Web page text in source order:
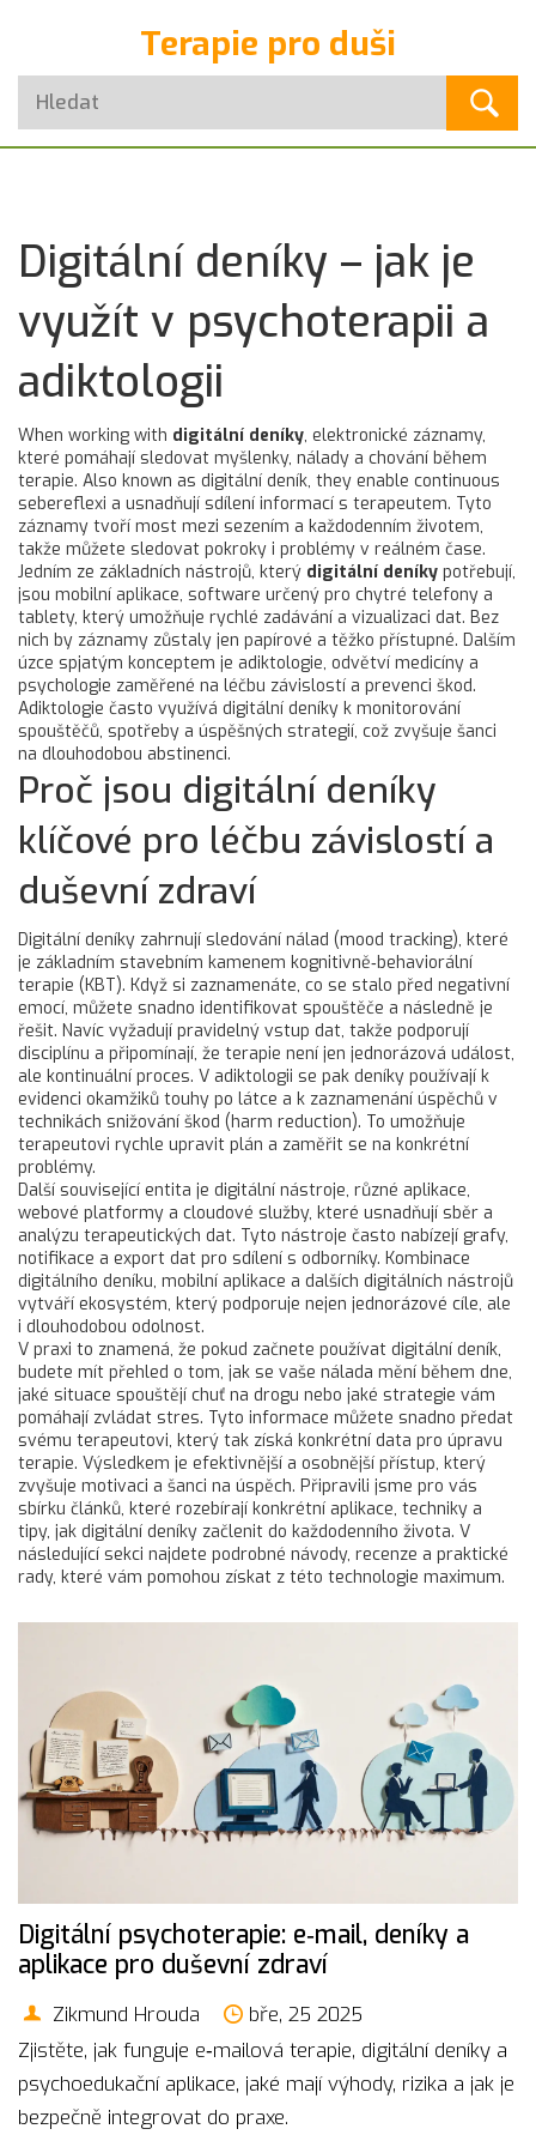
Terapie pro duši
Digitální deníky – jak je
využít v psychoterapii a
adiktologii
When working with digitální deníky, elektronické záznamy,
které pomáhají sledovat myšlenky, nálady a chování během
terapie. Also known as digitální deník, they enable continuous
sebereflexi a usnadňují sdílení informací s terapeutem. Tyto
záznamy tvoří most mezi sezením a každodenním životem,
takže můžete sledovat pokroky i problémy v reálném čase.
Jedním ze základních nástrojů, který digitální deníky potřebují,
jsou mobilní aplikace, software určený pro chytré telefony a
tablety, který umožňuje rychlé zadávání a vizualizaci dat. Bez
nich by záznamy zůstaly jen papírové a těžko přístupné. Dalším
úzce spjatým konceptem je adiktologie, odvětví medicíny a
psychologie zaměřené na léčbu závislostí a prevenci škod.
Adiktologie často využívá digitální deníky k monitorování
spouštěčů, spotřeby a úspěšných strategií, což zvyšuje šanci
na dlouhodobou abstinenci.
Proč jsou digitální deníky
klíčové pro léčbu závislostí a
duševní zdraví
Digitální deníky zahrnují sledování nálad (mood tracking), které
je základním stavebním kamenem kognitivně‑behaviorální
terapie (KBT). Když si zaznamenáte, co se stalo před negativní
emocí, můžete snadno identifikovat spouštěče a následně je
řešit. Navíc vyžadují pravidelný vstup dat, takže podporují
disciplínu a připomínají, že terapie není jen jednorázová událost,
ale kontinuální proces. V adiktologii se pak deníky používají k
evidenci okamžiků touhy po látce a k zaznamenání úspěchů v
technikách snižování škod (harm reduction). To umožňuje
terapeutovi rychle upravit plán a zaměřit se na konkrétní
problémy.
Další související entita je digitální nástroje, různé aplikace,
webové platformy a cloudové služby, které usnadňují sběr a
analýzu terapeutických dat. Tyto nástroje často nabízejí grafy,
notifikace a export dat pro sdílení s odborníky. Kombinace
digitálního deníku, mobilní aplikace a dalších digitálních nástrojů
vytváří ekosystém, který podporuje nejen jednorázové cíle, ale
i dlouhodobou odolnost.
V praxi to znamená, že pokud začnete používat digitální deník,
budete mít přehled o tom, jak se vaše nálada mění během dne,
jaké situace spouštějí chuť na drogu nebo jaké strategie vám
pomáhají zvládat stres. Tyto informace můžete snadno předat
svému terapeutovi, který tak získá konkrétní data pro úpravu
terapie. Výsledkem je efektivnější a osobnější přístup, který
zvyšuje motivaci a šanci na úspěch. Připravili jsme pro vás
sbírku článků, které rozebírají konkrétní aplikace, techniky a
tipy, jak digitální deníky začlenit do každodenního života. V
následující sekci najdete podrobné návody, recenze a praktické
rady, které vám pomohou získat z této technologie maximum.
Digitální psychoterapie: e‑mail, deníky a
aplikace pro duševní zdraví
Zikmund Hrouda
bře, 25 2025
Zjistěte, jak funguje e‑mailová terapie, digitální deníky a
psychoedukační aplikace, jaké mají výhody, rizika a jak je
bezpečně integrovat do praxe.